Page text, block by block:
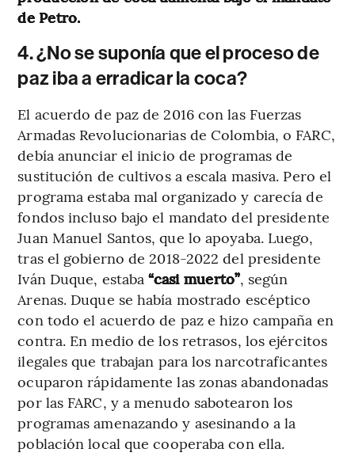
de Petro.
4. ¿No se suponía que el proceso de
paz iba a erradicar la coca?
El acuerdo de paz de 2016 con las Fuerzas
Armadas Revolucionarias de Colombia, o FARC,
debía anunciar el inicio de programas de
sustitución de cultivos a escala masiva. Pero el
programa estaba mal organizado y carecía de
fondos incluso bajo el mandato del presidente
Juan Manuel Santos, que lo apoyaba. Luego,
tras el gobierno de 2018-2022 del presidente
Iván Duque, estaba “casi muerto”, según
Arenas. Duque se había mostrado escéptico
con todo el acuerdo de paz e hizo campaña en
contra. En medio de los retrasos, los ejércitos
ilegales que trabajan para los narcotraficantes
ocuparon rápidamente las zonas abandonadas
por las FARC, y a menudo sabotearon los
programas amenazando y asesinando a la
población local que cooperaba con ella.